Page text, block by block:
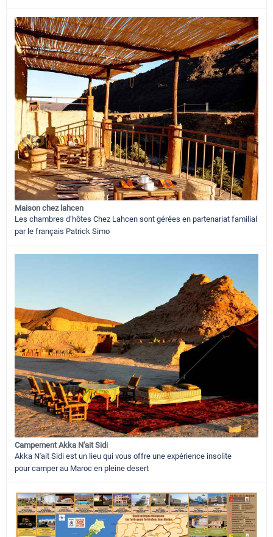
Maison chez lahcen
Les chambres d’hôtes Chez Lahcen sont gérées en partenariat familial
par le français Patrick Simo
Campement Akka N'ait Sidi
Akka N'ait Sidi est un lieu qui vous offre une expérience insolite
pour camper au Maroc en pleine desert